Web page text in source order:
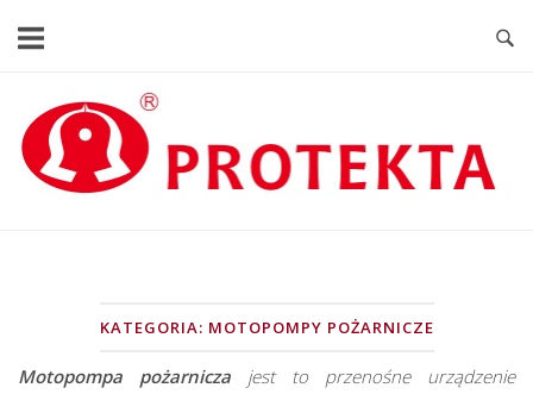
Home
KATEGORIA: MOTOPOMPY POŻARNICZE
Motopompa pożarnicza jest to przenośne urządzenie